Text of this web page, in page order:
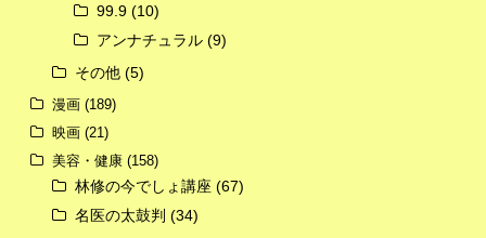
99.9 (10)
アンナチュラル (9)
その他 (5)
漫画 (189)
映画 (21)
美容・健康 (158)
林修の今でしょ講座 (67)
名医の太鼓判 (34)